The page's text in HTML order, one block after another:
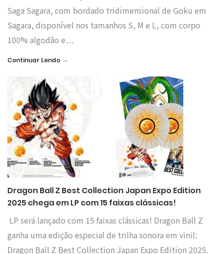
Saga Sagara, com bordado tridimensional de Goku em
Sagara, disponível nos tamanhos S, M e L, com corpo
100% algodão e…
Continuar Lendo →
Dragon Ball Z Best Collection Japan Expo Edition
2025 chega em LP com 15 faixas clássicas!
LP será lançado com 15 faixas clássicas! Dragon Ball Z
ganha uma edição especial de trilha sonora em vinil:
Dragon Ball Z Best Collection Japan Expo Edition 2025.